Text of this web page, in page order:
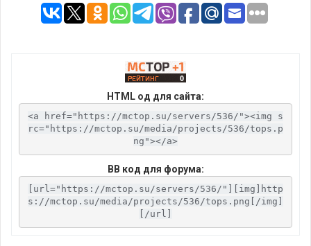
HTML од для сайта:
<a href="https://mctop.su/servers/536/"><img s
rc="https://mctop.su/media/projects/536/tops.p
ng"></a>
BB код для форума:
[url="https://mctop.su/servers/536/"][img]http
s://mctop.su/media/projects/536/tops.png[/img]
[/url]